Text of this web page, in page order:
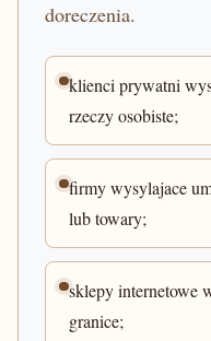
doreczenia.
klienci prywatni
rzeczy osobiste;
firmy wysylajace
lub towary;
sklepy internetowe
granice;